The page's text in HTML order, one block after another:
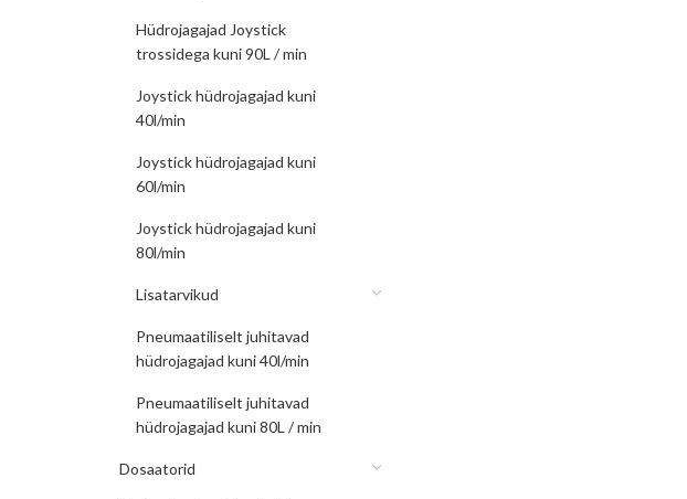
Hüdrojagajad Joystick
trossidega kuni 90L / min
Joystick hüdrojagajad kuni
40l/min
Joystick hüdrojagajad kuni
60l/min
Joystick hüdrojagajad kuni
80l/min
Lisatarvikud
Pneumaatiliselt juhitavad
hüdrojagajad kuni 40l/min
Pneumaatiliselt juhitavad
hüdrojagajad kuni 80L / min
Dosaatorid